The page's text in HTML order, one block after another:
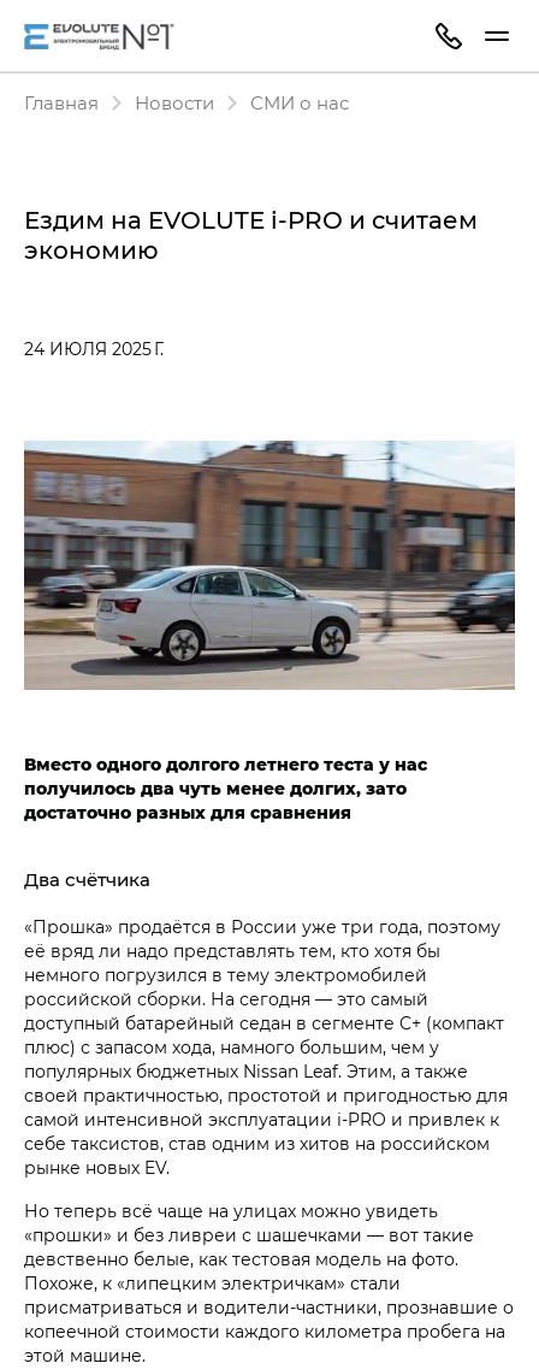
Главная Новости СМИ о нас
Ездим на EVOLUTE i‑PRO и считаем
экономию
24 ИЮЛЯ 2025 Г.
Вместо одного долгого летнего теста у нас
получилось два чуть менее долгих, зато
достаточно разных для сравнения
Два счётчика
«Прошка» продаётся в России уже три года, поэтому
её вряд ли надо представлять тем, кто хотя бы
немного погрузился в тему электромобилей
российской сборки. На сегодня — это самый
доступный батарейный седан в сегменте C+ (компакт
плюс) с запасом хода, намного большим, чем у
популярных бюджетных Nissan Leaf. Этим, а также
своей практичностью, простотой и пригодностью для
самой интенсивной эксплуатации i‑PRO и привлек к
себе таксистов, став одним из хитов на российском
рынке новых EV.
Но теперь всё чаще на улицах можно увидеть
«прошки» и без ливреи с шашечками — вот такие
девственно белые, как тестовая модель на фото.
Похоже, к «липецким электричкам» стали
присматриваться и водители-частники, прознавшие о
копеечной стоимости каждого километра пробега на
этой машине.